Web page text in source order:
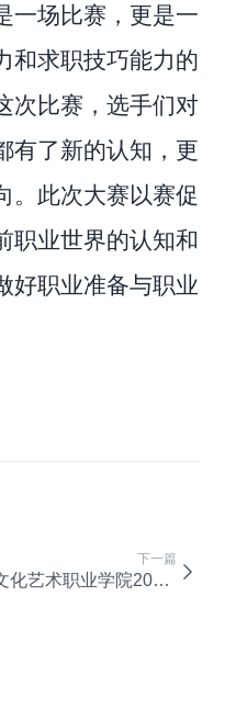
一场比赛，更是一
和求职技巧能力的
次比赛，选手们对
有了新的认知，更
。此次大赛以赛促
职业世界的认知和
好职业准备与职业
下一篇
重庆文化艺术职业学院2021届毕业生就业质量年度报告